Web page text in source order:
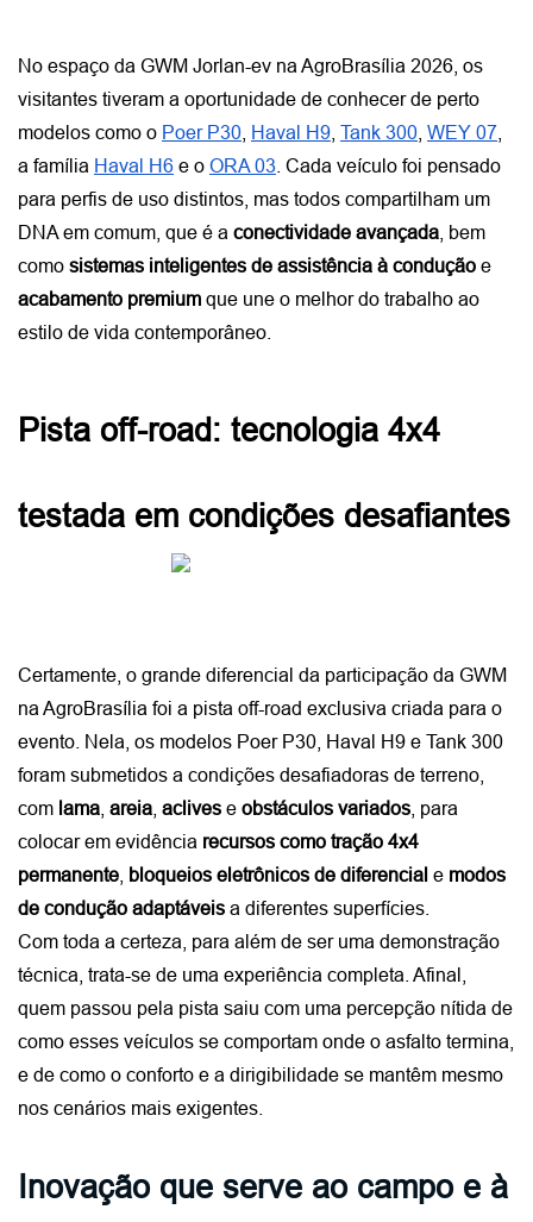
No espaço da GWM Jorlan-ev na AgroBrasília 2026, os
visitantes tiveram a oportunidade de conhecer de perto
modelos como o Poer P30 Haval H9 Tank 300 WEY 07
a família Haval H6 e o ORA 03 . Cada veículo foi pensado
para perfis de uso distintos, mas todos compartilham um
DNA em comum, que é a conectividade avançada , bem
como sistemas inteligentes de assistência à condução
acabamento premium que une o melhor do trabalho ao
estilo de vida contemporâneo.
Pista off-road: tecnologia 4x4
testada em condições desafiantes
Certamente, o grande diferencial da participação da GWM
na AgroBrasília foi a pista off-road exclusiva criada para o
evento. Nela, os modelos Poer P30, Haval H9 e Tank 300
foram submetidos a condições desafiadoras de terreno,
com lama areia aclives e obstáculos variados , para
colocar em evidência recursos como tração 4x4
permanente bloqueios eletrônicos de diferencial e modos
de condução adaptáveis a diferentes superfícies.
Com toda a certeza, para além de ser uma demonstração
técnica, trata-se de uma experiência completa. Afinal,
quem passou pela pista saiu com uma percepção nítida de
como esses veículos se comportam onde o asfalto termina,
e de como o conforto e a dirigibilidade se mantêm mesmo
nos cenários mais exigentes.
Inovação que serve ao campo e à